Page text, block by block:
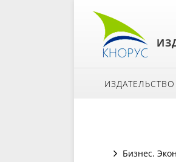
ИЗДАТЕЛЬСТВО
Бизнес.